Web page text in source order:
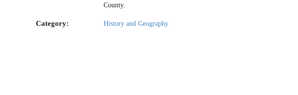
County.
Category: History and Geography